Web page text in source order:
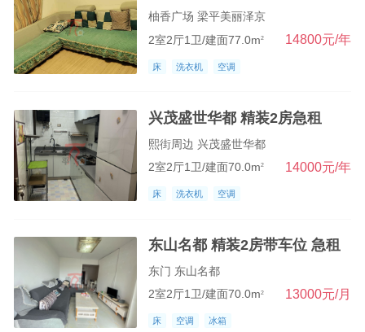
柚香广场 梁平美丽泽京
2室2厅1卫/建面77.0m2 14800元/年
床 洗衣机 空调
兴茂盛世华都 精装2房急租
熙街周边 兴茂盛世华都
2室2厅1卫/建面70.0m2 14000元/年
床 洗衣机 空调
东山名都 精装2房带车位 急租
东门 东山名都
2室2厅1卫/建面70.0m2 13000元/月
床 空调 冰箱